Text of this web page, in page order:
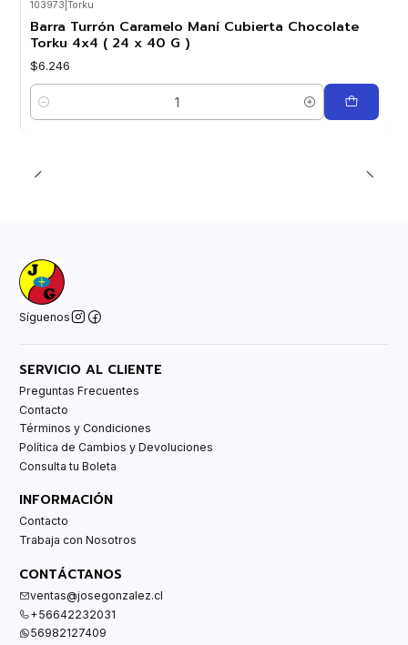
103973 Torku
Barra Turrón Caramelo Maní Cubierta Chocolate
Torku 4x4 ( 24 x 40 G )
$6.246
Cantidad
Síguenos
SERVICIO AL CLIENTE
Preguntas Frecuentes
Contacto
Términos y Condiciones
Política de Cambios y Devoluciones
Consulta tu Boleta
INFORMACIÓN
Contacto
Trabaja con Nosotros
CONTÁCTANOS
ventas@josegonzalez.cl
+56642232031
56982127409